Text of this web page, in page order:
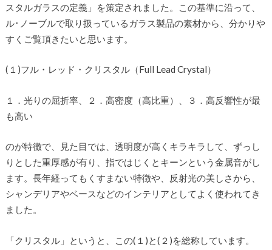
スタルガラスの定義」を策定されました。この基準に沿って、
ル･ノーブルで取り扱っているガラス製品の素材から、分かりや
すくご覧頂きたいと思います。
(１)フル・レッド・クリスタル（Full Lead Crystal）
１．光りの屈折率、２．高密度（高比重）、３．高反響性が最
も高い
のが特徴で、見た目では、透明度が高くキラキラして、ずっし
りとした重厚感が有り、指ではじくとキーンという金属音がし
ます。長年経ってもくすまない特徴や、反射光の美しさから、
シャンデリアやベースなどのインテリアとしてよく使われてき
ました。
「クリスタル」というと、この(１)と(２)を総称しています。